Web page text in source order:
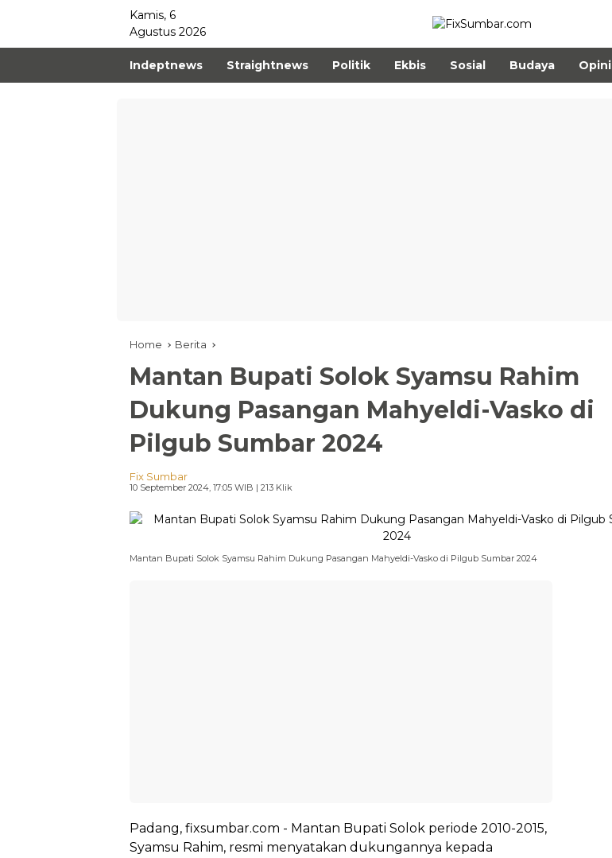
Kamis, 6
Agustus 2026
Indeptnews Straightnews Politik Ekbis Sosial Budaya Opini
Home Berita
Mantan Bupati Solok Syamsu Rahim
Dukung Pasangan Mahyeldi-Vasko di
Pilgub Sumbar 2024
Fix Sumbar
10 September 2024, 17:05 WIB | 213 Klik
Mantan Bupati Solok Syamsu Rahim Dukung Pasangan Mahyeldi-Vasko di Pilgub Sumbar 2024
Padang, fixsumbar.com - Mantan Bupati Solok periode 2010-2015,
Syamsu Rahim, resmi menyatakan dukungannya kepada